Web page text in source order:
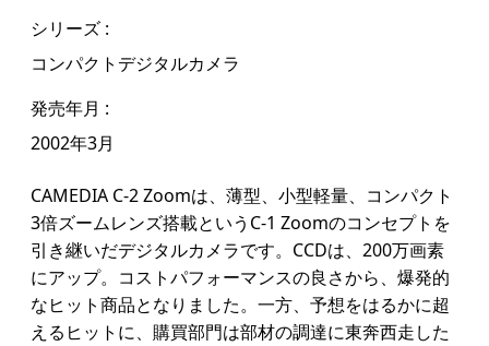
シリーズ
コンパクトデジタルカメラ
発売年月
2002年3月
CAMEDIA C-2 Zoomは、薄型、小型軽量、コンパクト
3倍ズームレンズ搭載というC-1 Zoomのコンセプトを
引き継いだデジタルカメラです。CCDは、200万画素
にアップ。コストパフォーマンスの良さから、爆発的
なヒット商品となりました。一方、予想をはるかに超
えるヒットに、購買部門は部材の調達に東奔西走した